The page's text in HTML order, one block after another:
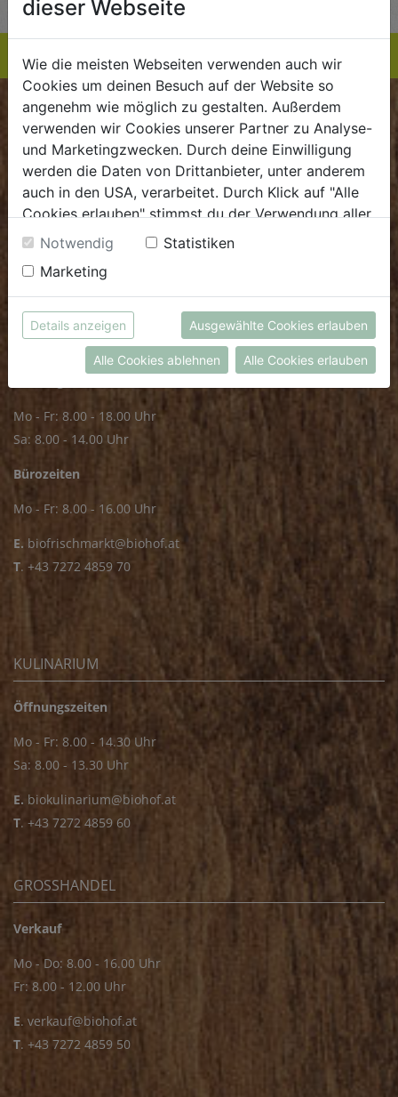
BIOKISTE
Kundenservice
Mo - Do: 8.00 - 16.00 Uhr
Fr: 8.00 - 15.00 Uhr
.dieBiokiste@biohof.at
.+43 7272 2597
FRISCHMARKT
Mo - Fr: 8.00 - 18.00 Uhr
Sa: 8.00 - 14.00 Uhr
Bürozeiten
Mo - Fr: 8.00 - 16.00 Uhr
E. biofrischmarkt@biohof.at
T. +43 7272 4859 70
KULINARIUM
Öffnungszeiten
Mo - Fr: 8.00 - 14.30 Uhr
Sa: 8.00 - 13.30 Uhr
E. biokulinarium@biohof.at
T. +43 7272 4859 60
GROSSHANDEL
Verkauf
Mo - Do: 8.00 - 16.00 Uhr
Fr: 8.00 - 12.00 Uhr
E. verkauf@biohof.at
T. +43 7272 4859 50
dieser Webseite
Wie die meisten Webseiten verwenden auch wir
Cookies um deinen Besuch auf der Website so
angenehm wie möglich zu gestalten. Außerdem
verwenden wir Cookies unserer Partner zu Analyse-
und Marketingzwecken. Durch deine Einwilligung
werden die Daten von Drittanbieter, unter anderem
auch in den USA, verarbeitet. Durch Klick auf "Alle
Cookies erlauben" stimmst du der Verwendung aller
Cookies zu. Unter "Details anzeigen" findest du alle
Infos zu den unterschiedlichen Cookies, du kannst
auch entscheiden, welche Cookies du erlauben
möchtest.
Weitere Informationen findest du in unserer
Datenschutzerklärung
bzw. imImpressum
Notwendig
Statistiken
Marketing
Details anzeigen Ausgewählte Cookies erlauben
Alle Cookies ablehnen Alle Cookies erlauben